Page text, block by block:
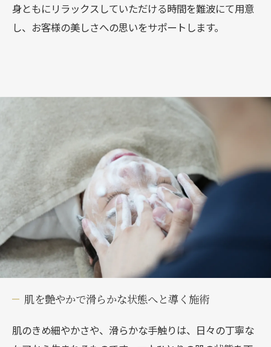
身ともにリラックスしていただける時間を難波にて用意
し、お客様の美しさへの思いをサポートします。
肌を艶やかで滑らかな状態へと導く施術
肌のきめ細やかさや、滑らかな手触りは、日々の丁寧な